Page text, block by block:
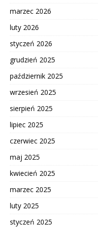
marzec 2026
luty 2026
styczeń 2026
grudzień 2025
październik 2025
wrzesień 2025
sierpień 2025
lipiec 2025
czerwiec 2025
maj 2025
kwiecień 2025
marzec 2025
luty 2025
styczeń 2025